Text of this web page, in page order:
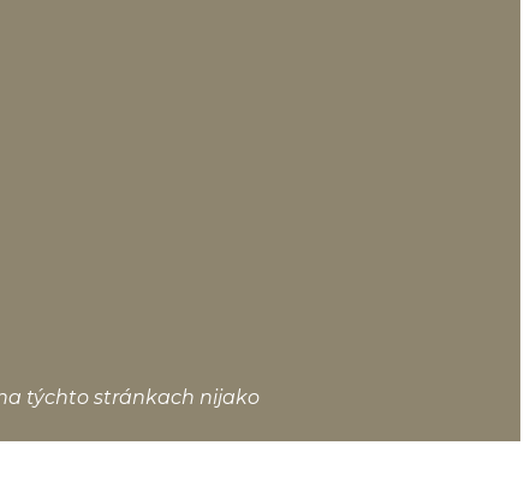
týchto stránkach nijako